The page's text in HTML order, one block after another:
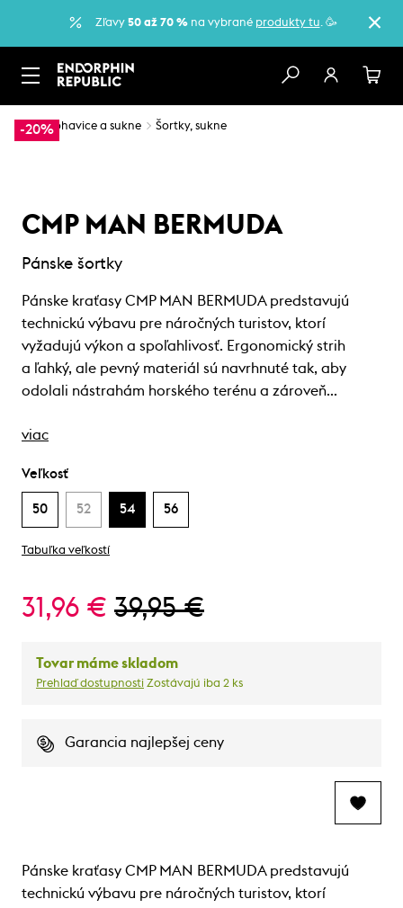
Zľavy 50 až 70 %na vybrané produkty tu. 🥳
-20%
… Nohavice a sukne Šortky, sukne
CMP MAN BERMUDA
Pánske šortky
Pánske kraťasy CMP MAN BERMUDA predstavujú
technickú výbavu pre náročných turistov, ktorí
vyžadujú výkon a spoľahlivosť. Ergonomický strih
a ľahký, ale pevný materiál sú navrhnuté tak, aby
odolali nástrahám horského terénu a zároveň…
viac
Veľkosť
50 52 54 56
Tabuľka veľkostí
31,96 € 39,95 €
Tovar máme skladom
Prehlaď dostupnosti Zostávajú iba 2 ks
Garancia najlepšej ceny
Pánske kraťasy CMP MAN BERMUDA predstavujú
technickú výbavu pre náročných turistov, ktorí